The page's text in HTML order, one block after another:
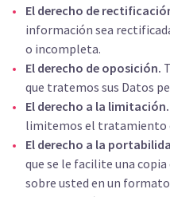
El derecho de
información sea
o incompleta.
El derecho de oposición.
que tratemos sus Datos
El derecho a la limitación.
limitemos el tratamiento
El derecho a la
que se le facilite una
sobre usted en un